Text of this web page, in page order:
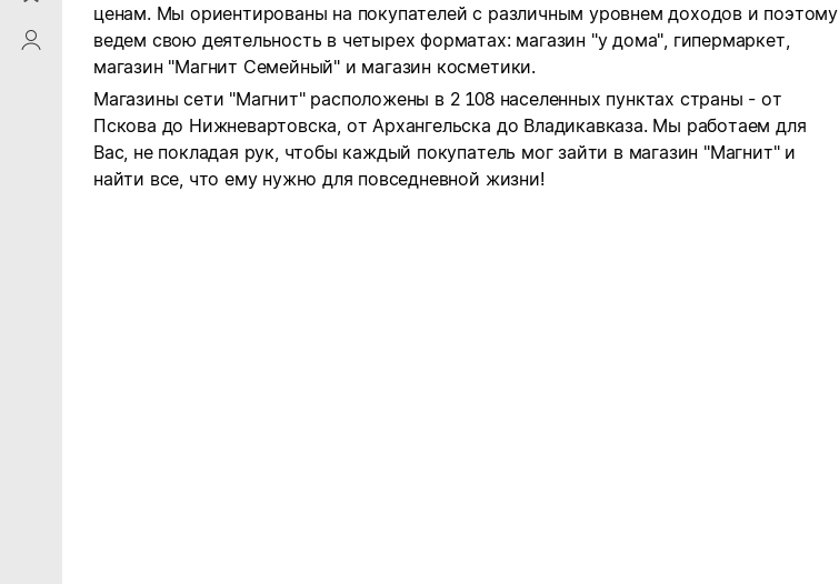
ProfileSaby
ценам. Мы ориентированы на покупателей с различным уровнем доходов и поэтому
ведем свою деятельность в четырех форматах: магазин "у дома", гипермаркет,
магазин "Магнит Семейный" и магазин косметики.
Магазины сети "Магнит" расположены в 2 108 населенных пунктах страны - от
Пскова до Нижневартовска, от Архангельска до Владикавказа. Мы работаем для
Вас, не покладая рук, чтобы каждый покупатель мог зайти в магазин "Магнит" и
найти все, что ему нужно для повседневной жизни!